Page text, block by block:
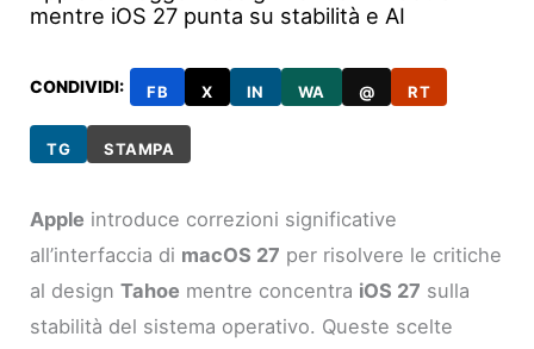
mentre iOS 27 punta su stabilità e AI
CONDIVIDI: FB X IN WA @ RT
TG STAMPA
Apple introduce correzioni significative
all’interfaccia di macOS 27 per risolvere le critiche
al designTahoe mentre concentra iOS 27 sulla
stabilità del sistema operativo. Queste scelte